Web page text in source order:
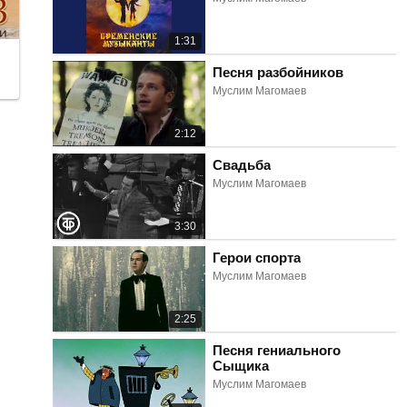
1:31
2:12
Песня разбойников
Муслим Магомаев
3:30
Свадьба
Муслим Магомаев
2:25
Герои спорта
Муслим Магомаев
Песня гениального
Сыщика
Муслим Магомаев